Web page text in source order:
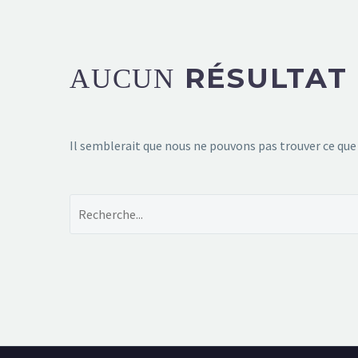
AUCUN RÉSULTAT
Il semblerait que nous ne pouvons pas trouver ce